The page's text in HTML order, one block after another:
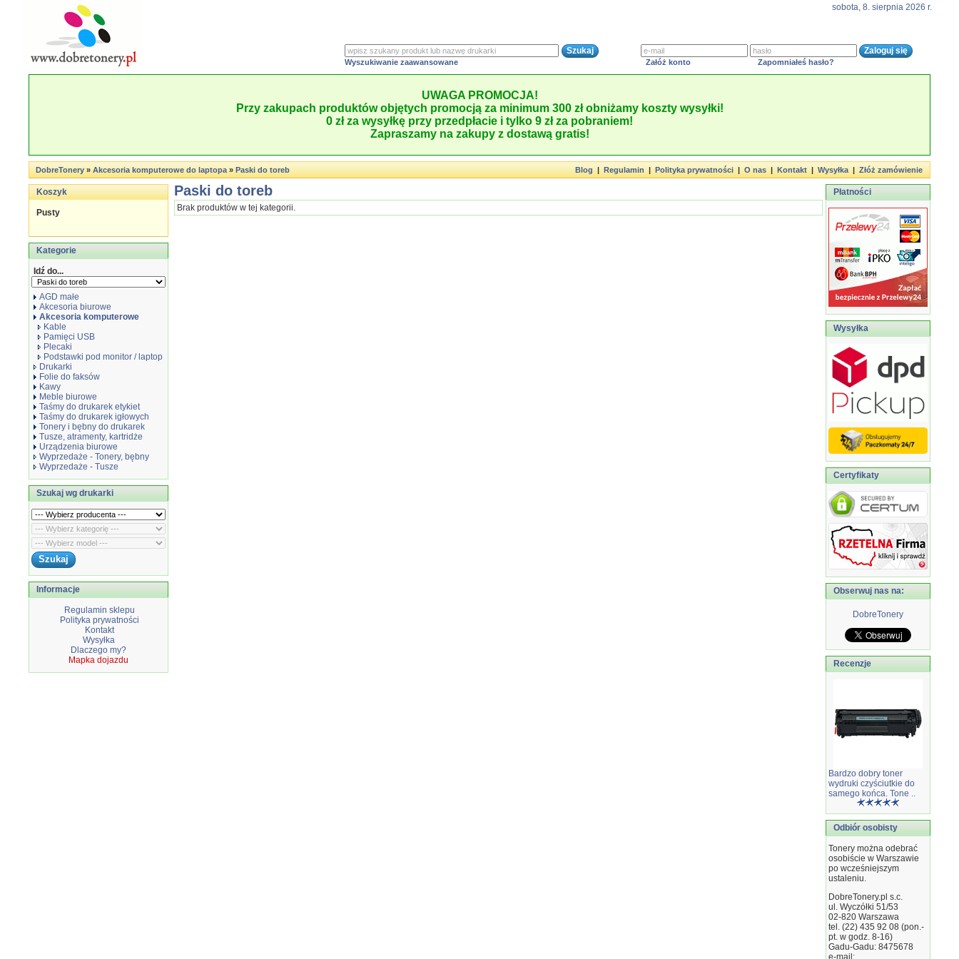
sobota, 8. sierpnia 2026 r.
Wyszukiwanie zaawansowane Załóż konto Zapomniałeś hasło?
UWAGA PROMOCJA!
Przy zakupach produktów objętych promocją za minimum 300 zł obniżamy koszty wysyłki!
0 zł za wysyłkę przy przedpłacie i tylko 9 zł za pobraniem!
Zapraszamy na zakupy z dostawą gratis!
DobreTonery»Akcesoria komputerowe do laptopa»Paski do toreb Blog|Regulamin|Polityka prywatności|O nas|Kontakt|Wysyłka|Złóż zamówienie
Koszyk
Pusty
Kategorie
Idź do...
AGD małe
Akcesoria biurowe
Akcesoria komputerowe
Kable
Pamięci USB
Plecaki
Podstawki pod monitor / laptop
Drukarki
Folie do faksów
Kawy
Meble biurowe
Taśmy do drukarek etykiet
Taśmy do drukarek igłowych
Tonery i bębny do drukarek
Tusze, atramenty, kartridże
Urządzenia biurowe
Wyprzedaże - Tonery, bębny
Wyprzedaże - Tusze
Szukaj wg drukarki
Informacje
Regulamin sklepu
Polityka prywatności
Kontakt
Wysyłka
Dlaczego my?
Mapka dojazdu
Paski do toreb
Brak produktów w tej kategorii.
Płatności
Wysyłka
Certyfikaty
Obserwuj nas na:
DobreTonery
Recenzje
Bardzo dobry toner
wydruki czyściutkie do
samego końca. Tone ..
Odbiór osobisty
Tonery można odebrać
osobiście w Warszawie
po wcześniejszym
ustaleniu.
DobreTonery.pl s.c.
ul. Wyczółki 51/53
02-820 Warszawa
tel. (22) 435 92 08 (pon.-
pt. w godz. 8-16)
Gadu-Gadu: 8475678
e-mail: